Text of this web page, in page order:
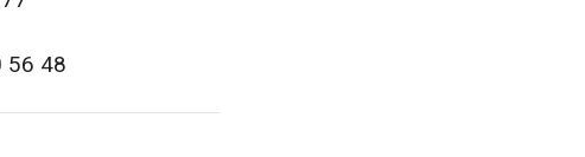
56 48